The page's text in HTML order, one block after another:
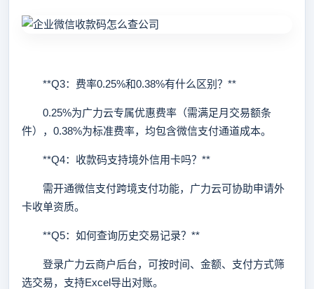
**Q3：费率0.25%和0.38%有什么区别？**
0.25%为广力云专属优惠费率（需满足月交易额条
件），0.38%为标准费率，均包含微信支付通道成本。
**Q4：收款码支持境外信用卡吗？**
需开通微信支付跨境支付功能，广力云可协助申请外
卡收单资质。
**Q5：如何查询历史交易记录？**
登录广力云商户后台，可按时间、金额、支付方式筛
选交易，支持Excel导出对账。